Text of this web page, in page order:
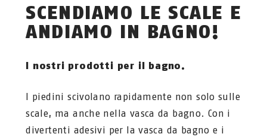
SCENDIAMO LE SCALE E
ANDIAMO IN BAGNO!
I nostri prodotti per il bagno.
I piedini scivolano rapidamente non solo sulle
scale, ma anche nella vasca da bagno. Con i
divertenti adesivi per la vasca da bagno e i